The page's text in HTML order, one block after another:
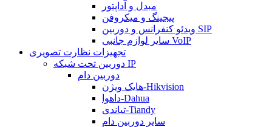
مبدل و آداپتور
پیجینگ و میکروفن
ویدئو کنفرانس و دوربین SIP
سایر لوازم جانبی VoIP
تجهیزات نظارت تصویری
دوربین تحت شبکه IP
دوربین دام
هایک ویژن-Hikvision
داهوا-Dahua
تیاندی-Tiandy
سایر دوربین دام